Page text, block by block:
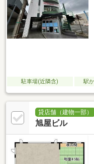
駐車場(近隣含) 駅
貸店舗（建物一部）
旭屋ビル